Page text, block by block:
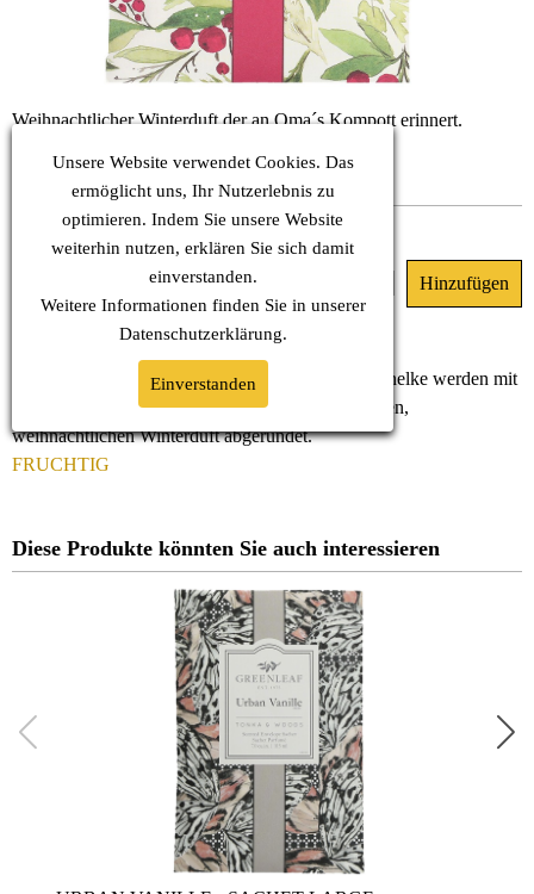
Weihnachtlicher Winterduft der an Oma´s Kompott erinnert.
HERZ: Gewürznelke, Zimt
BASIS: Vanille
Dieses Produkt ist nicht lieferbar.
(MwSt. Inkl.)
Markanter Zimt, cremig-süße Vanille und Gewürznelke werden mit
süß-fruchtigem Birnenaroma zu einem aromatischen,
weihnachtlichen Winterduft abgerundet.
FRUCHTIG
Diese Produkte könnten Sie auch interessieren
Unsere Website verwendet Cookies. Das
ermöglicht uns, Ihr Nutzerlebnis zu
optimieren. Indem Sie unsere Website
weiterhin nutzen, erklären Sie sich damit
einverstanden.
Weitere Informationen finden Sie in unserer
Datenschutzerklärung.
Einverstanden